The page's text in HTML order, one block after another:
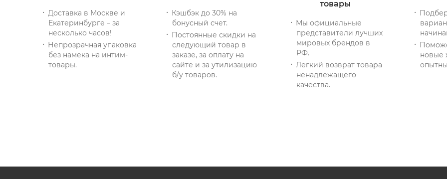
Доставка в Москве и
Екатеринбурге – за
несколько часов!
Непрозрачная упаковка
без намека на интим-
товары.
Кэшбэк до 30% на
бонусный счет.
Постоянные скидки на
следующий товар в
заказе, за оплату на
сайте и за утилизацию
б/у товаров.
товары
Мы официальные
представители лучших
мировых брендов в
РФ.
Легкий возврат товара
ненадлежащего
качества.
новые